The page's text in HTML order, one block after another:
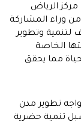
الرياض
وراء المشاركة
لتنمية وتطوير
الخاصة
مما يحقق
تطوير مدن
سبل تنمية حضرية